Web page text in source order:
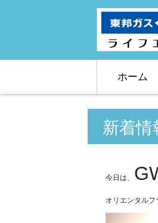
ホーム
新着情
今日は、
オリエンタル